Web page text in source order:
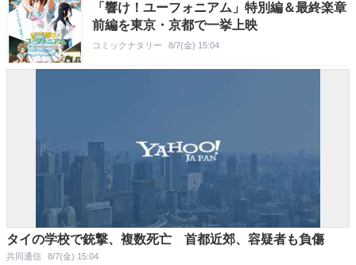
「響け！ユーフォニアム」特別編＆最終楽章
前編を東京・京都で一挙上映
コミックナタリー 8/7(金) 15:04
タイの学校で銃撃、複数死亡 首都近郊、容疑者も負傷
共同通信 8/7(金) 15:04